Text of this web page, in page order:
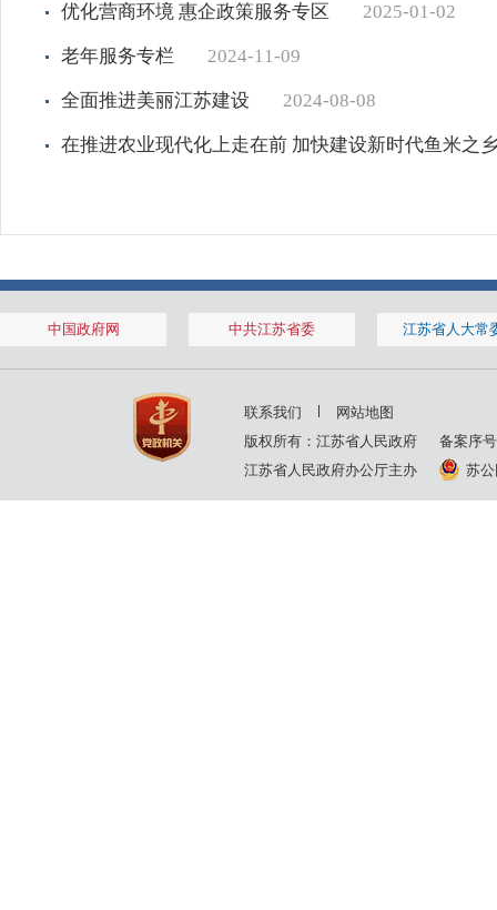
优化营商环境 惠企政策服务专区 2025-01-02
老年服务专栏 2024-11-09
全面推进美丽江苏建设 2024-08-08
在推进农业现代化上走在前 加快建设新时代鱼米之
中国政府网 中共江苏省委 江苏省人大常
联系我们
网站地图
版权所有：江苏省人民政府
备案序
江苏省人民政府办公厅主办
苏